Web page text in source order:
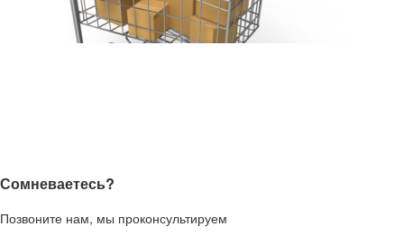
Сомневаетесь?
Позвоните нам, мы проконсультируем